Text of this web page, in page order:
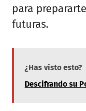
para
futuras.
¿Has visto esto?
Descifrando su